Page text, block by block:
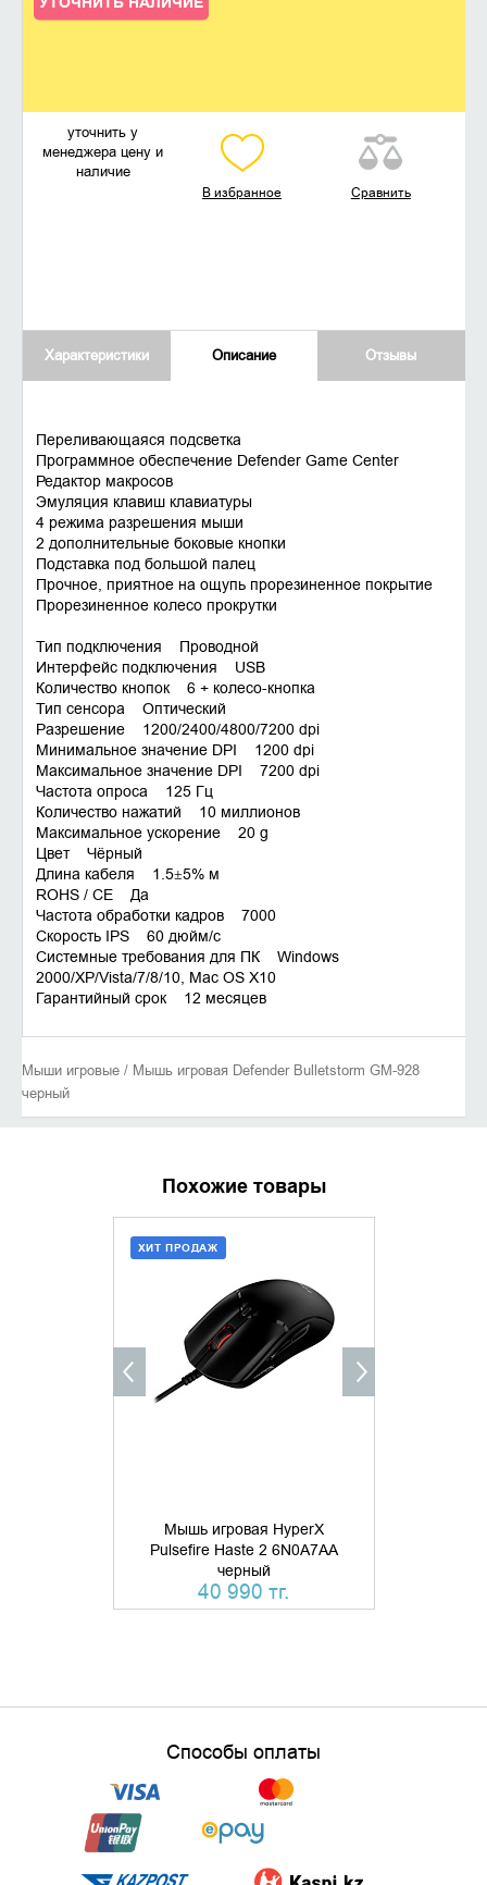
уточнить у
менеджера цену и
наличие
В избранное Сравнить
Характеристики Описание Отзывы
Переливающаяся подсветка
Программное обеспечение Defender Game Center
Редактор макросов
Эмуляция клавиш клавиатуры
4 режима разрешения мыши
2 дополнительные боковые кнопки
Подставка под большой палец
Прочное, приятное на ощупь прорезиненное покрытие
Прорезиненное колесо прокрутки
Тип подключения Проводной
Интерфейс подключения USB
Количество кнопок 6 + колесо-кнопка
Тип сенсора Оптический
Разрешение 1200/2400/4800/7200 dpi
Минимальное значение DPI 1200 dpi
Максимальное значение DPI 7200 dpi
Частота опроса 125 Гц
Количество нажатий 10 миллионов
Максимальное ускорение 20 g
Цвет Чёрный
Длина кабеля 1.5±5% м
ROHS / CE Да
Частота обработки кадров 7000
Скорость IPS 60 дюйм/с
Системные требования для ПК Windows
2000/XP/Vista/7/8/10, Mac OS X10
Гарантийный срок 12 месяцев
Мыши игровые / Мышь игровая Defender Bulletstorm GM-928
черный
Похожие товары
Мышь игровая HyperX
Pulsefire Haste 2 6N0A7AA
черный
40 990 тг.
ХИТ ПРОДАЖ
ДОБАВИТЬ В КОРЗИНУ
КУПИТЬ В 1 КЛИК
Способы оплаты